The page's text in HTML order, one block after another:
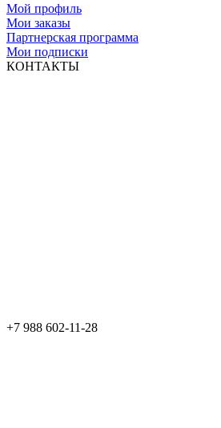
Мой профиль
Мои заказы
Партнерская программа
Мои подписки
КОНТАКТЫ
+7 988 602-11-28